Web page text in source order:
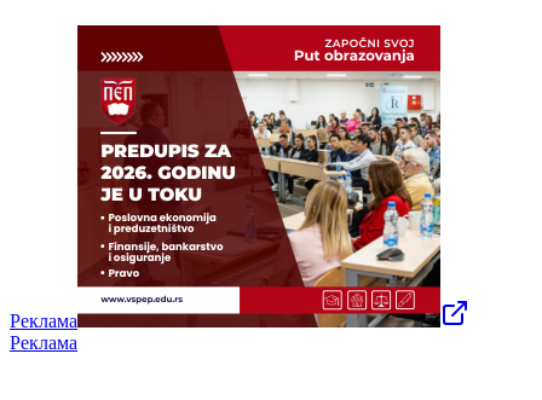
Реклама
Реклама